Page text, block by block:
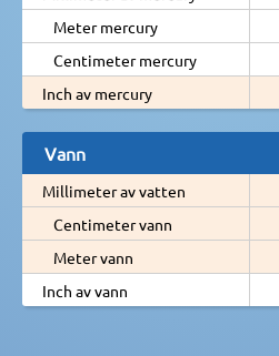
Meter mercury
Centimeter mercury
Inch av mercury
Vann
Millimeter av vatten
Centimeter vann
Meter vann
Inch av vann